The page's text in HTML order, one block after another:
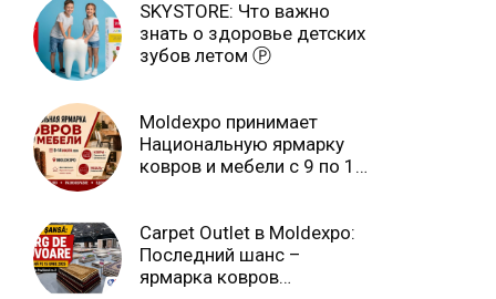
SKYSTORE: Что важно
знать о здоровье детских
зубов летом Ⓟ
Moldexpo принимает
Национальную ярмарку
ковров и мебели с 9 по 14
Carpet Outlet в Moldexpo:
Последний шанс –
ярмарка ковров